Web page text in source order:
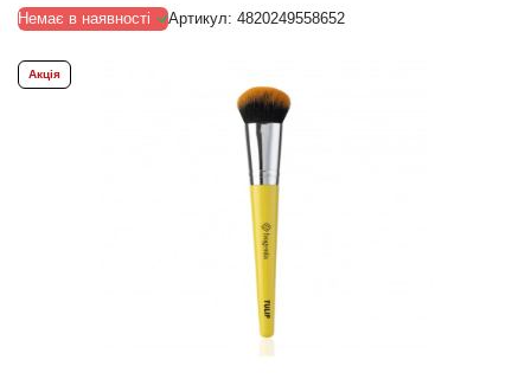
Немає в наявності Артикул: 4820249558652
Акція